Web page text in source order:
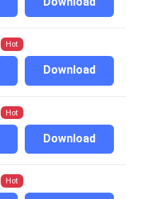
Hot
Download
Hot
Download
Hot